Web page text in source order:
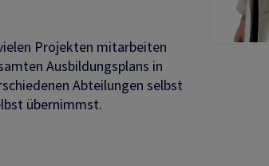
Projekten mitarbeiten
Ausbildungsplans in
Abteilungen selbst
übernimmst.